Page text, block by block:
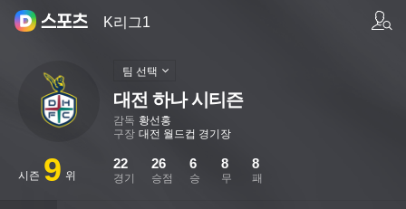
K리그1
대전 하나 시티즌
감독 황선홍
구장 대전 월드컵 경기장
시즌 9 위 경기
22
승점
26
승
6
무
8
패
8
팀 선택